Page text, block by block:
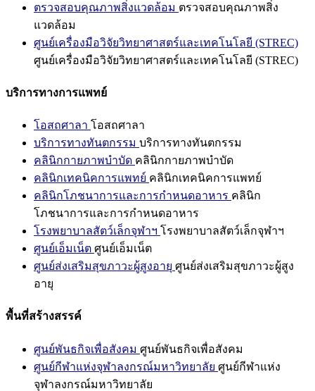
ตรวจสอบคุณภาพสิ่งแวดล้อม ตรวจสอบคุณภาพสิ่ง
แวดล้อม
ศูนย์เครื่องมือวิจัยวิทยาศาสตร์และเทคโนโลยี (STREC)
ศูนย์เครื่องมือวิจัยวิทยาศาสตร์และเทคโนโลยี (STREC)
บริการทางการแพทย์
โอสถศาลา โอสถศาลา
บริการทางทันตกรรม บริการทางทันตกรรม
คลินิกกายภาพบำบัด คลินิกกายภาพบำบัด
คลินิกเทคนิคการแพทย์ คลินิกเทคนิคการแพทย์
คลินิกโภชนาการและการกำหนดอาหาร คลินิก
โภชนาการและการกำหนดอาหาร
โรงพยาบาลสัตว์เล็กจุฬาฯ โรงพยาบาลสัตว์เล็กจุฬาฯ
ศูนย์เอ็มเน็ต ศูนย์เอ็มเน็ต
ศูนย์ส่งเสริมสุขภาวะผู้สูงอายุ ศูนย์ส่งเสริมสุขภาวะผู้สูง
อายุ
พื้นที่สร้างสรรค์
ศูนย์พันธกิจเพื่อสังคม ศูนย์พันธกิจเพื่อสังคม
ศูนย์กีฬาแห่งจุฬาลงกรณ์มหาวิทยาลัย ศูนย์กีฬาแห่ง
จุฬาลงกรณ์มหาวิทยาลัย